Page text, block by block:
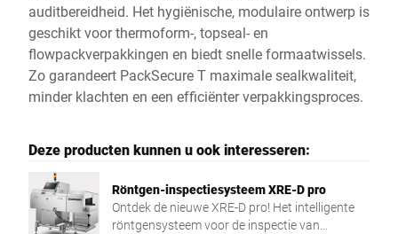
auditbereidheid. Het hygiënische, modulaire ontwerp is
geschikt voor thermoform-, topseal- en
flowpackverpakkingen en biedt snelle formaatwissels.
Zo garandeert PackSecure T maximale sealkwaliteit,
minder klachten en een efficiënter verpakkingsproces.
Deze producten kunnen u ook interesseren:
Röntgen-inspectiesysteem XRE-D pro
Ontdek de nieuwe XRE-D pro! Het intelligente
röntgensysteem voor de inspectie van